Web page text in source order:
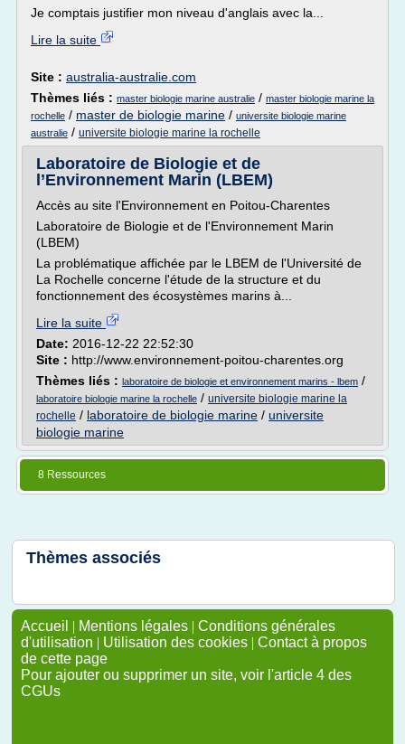
Je comptais justifier mon niveau d'anglais avec la...
Lire la suite
Site : australia-australie.com
Thèmes liés : master biologie marine australie / master biologie marine la
rochelle / master de biologie marine / universite biologie marine
australie / universite biologie marine la rochelle
Laboratoire de Biologie et de
l’Environnement Marin (LBEM)
Accès au site l'Environnement en Poitou-Charentes
Laboratoire de Biologie et de l'Environnement Marin
(LBEM)
La problématique affichée par le LBEM de l'Université de
La Rochelle concerne l'étude de la structure et du
fonctionnement des écosystèmes marins à...
Lire la suite
Date: 2016-12-22 22:52:30
Site : http://www.environnement-poitou-charentes.org
Thèmes liés : laboratoire de biologie et environnement marins - lbem /
laboratoire biologie marine la rochelle / universite biologie marine la
rochelle / laboratoire de biologie marine / universite
biologie marine
8 Ressources
Thèmes associés
Accueil | Mentions légales | Conditions générales
d'utilisation | Utilisation des cookies | Contact à propos
de cette page
Pour ajouter ou supprimer un site, voir l'article 4 des
CGUs